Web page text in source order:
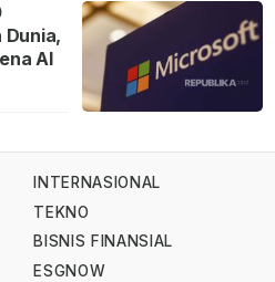
Dunia,
AI
INTERNASIONAL
TEKNO
BISNIS FINANSIAL
ESGNOW